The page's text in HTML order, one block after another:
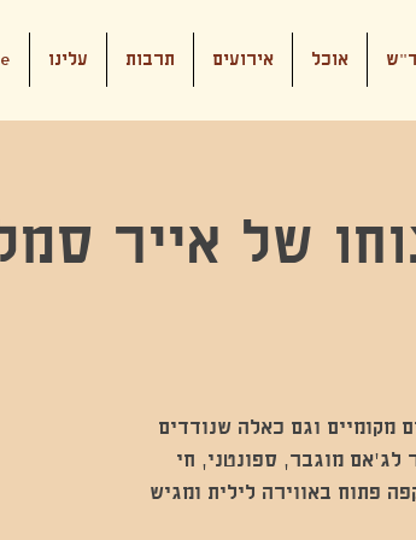
אוכל אירועים תרבות עלינו
של אייר
מקומיים וגם כאלה שנודדים
לג'אם מוגבר, ספונטני, חי
פתוח באווירה לילית ומגיש